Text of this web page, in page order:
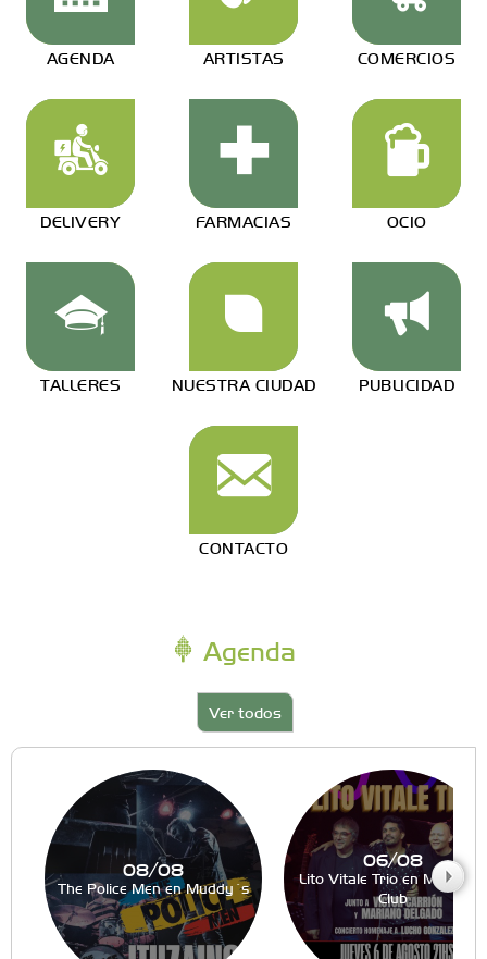
AGENDA ARTISTAS COMERCIOS
DELIVERY FARMACIAS OCIO
TALLERES NUESTRA CIUDAD PUBLICIDAD
CONTACTO
Agenda
Ver todos
08/08
The Police Men en Muddy´s
06/08
Lito Vitale Trio en Muddy´s
Club